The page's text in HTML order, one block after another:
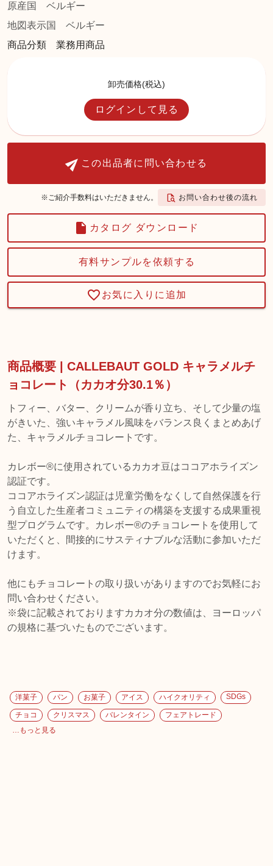
原産国
ベルギー
地図表示国
ベルギー
商品分類 業務用商品
卸売価格(税込)
ログインして見る
この出品者に問い合わせる
※ご紹介手数料はいただきません。 お問い合わせ後の流れ
カタログ ダウンロード
有料サンプルを依頼する
お気に入りに追加
商品概要 | CALLEBAUT GOLD キャラメルチ
ョコレート（カカオ分30.1％）
トフィー、バター、クリームが香り立ち、そして少量の塩
がきいた、強いキャラメル風味をバランス良くまとめあげ
た、キャラメルチョコレートです。
カレボー®に使用されているカカオ豆はココアホライズン
認証です。
ココアホライズン認証は児童労働をなくして自然保護を行
う自立した生産者コミュニティの構築を支援する成果重視
型プログラムです。カレボー®のチョコレートを使用して
いただくと、間接的にサスティナブルな活動に参加いただ
けます。
他にもチョコレートの取り扱いがありますのでお気軽にお
問い合わせください。
※袋に記載されておりますカカオ分の数値は、ヨーロッパ
の規格に基づいたものでございます。
洋菓子 パン お菓子 アイス ハイクオリティ SDGs
チョコ クリスマス バレンタイン
フェアトレード
…もっと見る